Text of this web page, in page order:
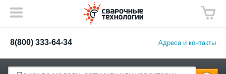
8(800) 333-64-34 Адреса и контакты